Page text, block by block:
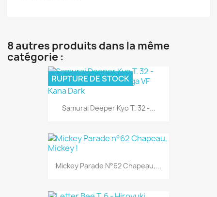
8 autres produits dans la même
catégorie :
Samurai Deeper Kyo T. 32 -...
RUPTURE DE STOCK
Mickey Parade N°62 Chapeau,...